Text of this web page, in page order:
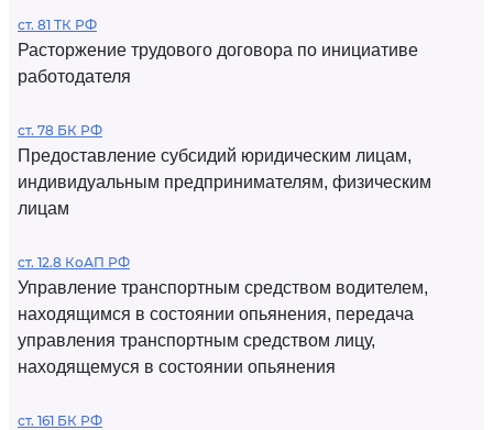
ст. 81 ТК РФ
Расторжение трудового договора по инициативе
работодателя
ст. 78 БК РФ
Предоставление субсидий юридическим лицам,
индивидуальным предпринимателям, физическим
лицам
ст. 12.8 КоАП РФ
Управление транспортным средством водителем,
находящимся в состоянии опьянения, передача
управления транспортным средством лицу,
находящемуся в состоянии опьянения
ст. 161 БК РФ